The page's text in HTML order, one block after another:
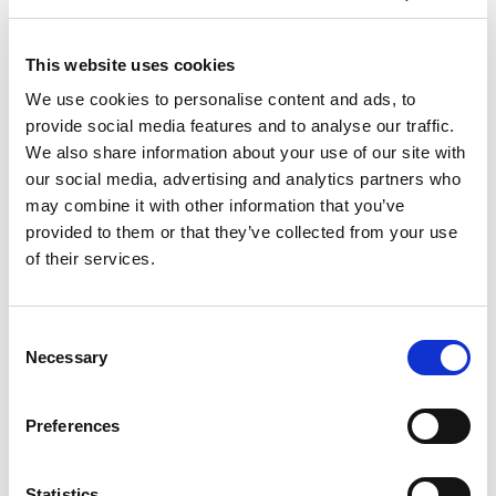
This website uses cookies
We use cookies to personalise content and ads, to
provide social media features and to analyse our traffic.
We also share information about your use of our site with
our social media, advertising and analytics partners who
may combine it with other information that you’ve
provided to them or that they’ve collected from your use
of their services.
Selection
Necessary
Preferences
17:30 bestellen.
GIBT ES DIE MÖGLICHKEIT EINES
BEISTELLBETTES/GITTERBETTES IM ZIMMER?
Wir sind Familie. Darum ist in unseren
Familienzimmer, L- und XL-Zimmer, genug Platz für
ein Gitterbett. Bitte einfach vorab anfragen oder
bei der Anreise an der Rezeption Bescheid geben.
STORNIEREN BZW. ÄNDERN?
Man kann sich’s ja auch mal anders überlegen. Für